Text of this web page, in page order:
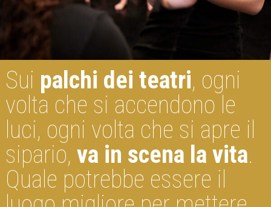
Sui palchi dei teatri, ogni
volta che si accendono le
luci, ogni volta che si apre il
sipario, va in scena la vita.
Quale potrebbe essere il